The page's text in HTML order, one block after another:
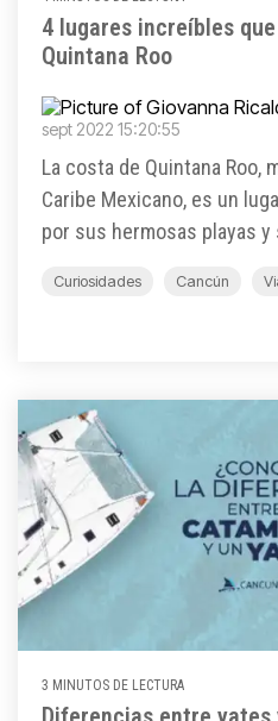
4 lugares increíbles
Quintana Roo
sept 2022 15:20:55
La costa de Quintana Roo,
Caribe Mexicano, es un
por sus hermosas playas
Curiosidades Cancún
3 MINUTOS DE LECTURA